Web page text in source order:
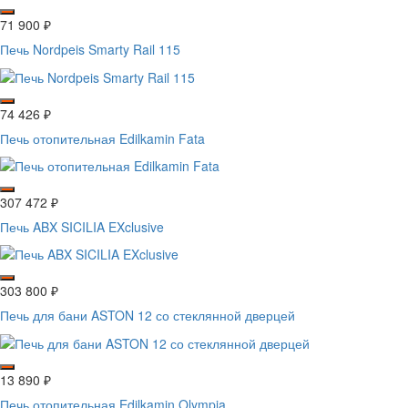
71 900 ₽
Печь Nordpeis Smarty Rail 115
74 426 ₽
Печь отопительная Edilkamin Fata
307 472 ₽
Печь ABX SICILIA EXclusive
303 800 ₽
Печь для бани ASTON 12 со стеклянной дверцей
13 890 ₽
Печь отопительная Edilkamin Olympia